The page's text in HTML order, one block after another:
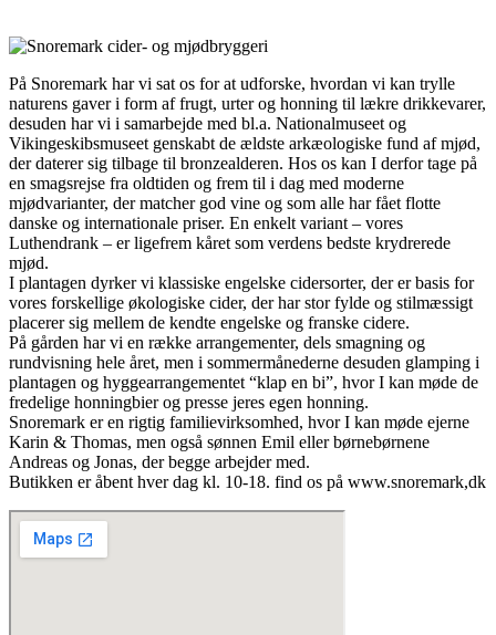
På Snoremark har vi sat os for at udforske, hvordan vi kan trylle
naturens gaver i form af frugt, urter og honning til lækre drikkevarer,
desuden har vi i samarbejde med bl.a. Nationalmuseet og
Vikingeskibsmuseet genskabt de ældste arkæologiske fund af mjød,
der daterer sig tilbage til bronzealderen. Hos os kan I derfor tage på
en smagsrejse fra oldtiden og frem til i dag med moderne
mjødvarianter, der matcher god vine og som alle har fået flotte
danske og internationale priser. En enkelt variant – vores
Luthendrank – er ligefrem kåret som verdens bedste krydrerede
mjød.
I plantagen dyrker vi klassiske engelske cidersorter, der er basis for
vores forskellige økologiske cider, der har stor fylde og stilmæssigt
placerer sig mellem de kendte engelske og franske cidere.
På gården har vi en række arrangementer, dels smagning og
rundvisning hele året, men i sommermånederne desuden glamping i
plantagen og hyggearrangementet “klap en bi”, hvor I kan møde de
fredelige honningbier og presse jeres egen honning.
Snoremark er en rigtig familievirksomhed, hvor I kan møde ejerne
Karin & Thomas, men også sønnen Emil eller børnebørnene
Andreas og Jonas, der begge arbejder med.
Butikken er åbent hver dag kl. 10-18. find os på www.snoremark,dk